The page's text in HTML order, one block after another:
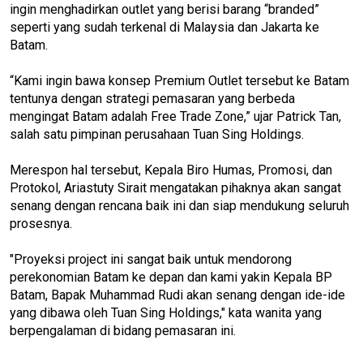
ingin menghadirkan outlet yang berisi barang “branded”
seperti yang sudah terkenal di Malaysia dan Jakarta ke
Batam.
“Kami ingin bawa konsep Premium Outlet tersebut ke Batam
tentunya dengan strategi pemasaran yang berbeda
mengingat Batam adalah Free Trade Zone,” ujar Patrick Tan,
salah satu pimpinan perusahaan Tuan Sing Holdings.
Merespon hal tersebut, Kepala Biro Humas, Promosi, dan
Protokol, Ariastuty Sirait mengatakan pihaknya akan sangat
senang dengan rencana baik ini dan siap mendukung seluruh
prosesnya.
"Proyeksi project ini sangat baik untuk mendorong
perekonomian Batam ke depan dan kami yakin Kepala BP
Batam, Bapak Muhammad Rudi akan senang dengan ide-ide
yang dibawa oleh Tuan Sing Holdings," kata wanita yang
berpengalaman di bidang pemasaran ini.